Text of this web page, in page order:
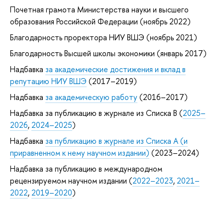
Почетная грамота Министерства науки и высшего
образования Российской Федерации (ноябрь 2022)
Благодарность проректора НИУ ВШЭ (ноябрь 2021)
Благодарность Высшей школы экономики (январь 2017)
Надбавка за академические достижения и вклад в
репутацию НИУ ВШЭ (2017–2019)
Надбавка за академическую работу(2016–2017)
Надбавка за публикацию в журнале из Списка B (2025–
2026, 2024–2025)
Надбавка за публикацию в журнале из Списка А (и
приравненном к нему научном издании) (2023–2024)
Надбавка за публикацию в международном
рецензируемом научном издании (2022–2023, 2021–
2022, 2019–2020)